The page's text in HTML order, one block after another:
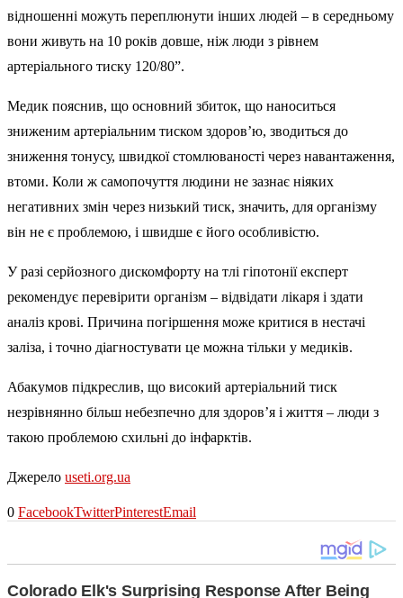
відношенні можуть переплюнути інших людей – в середньому
вони живуть на 10 років довше, ніж люди з рівнем
артеріального тиску 120/80”.
Медик пояснив, що основний збиток, що наноситься
зниженим артеріальним тиском здоров’ю, зводиться до
зниження тонусу, швидкої стомлюваності через навантаження,
втоми. Коли ж самопочуття людини не зазнає ніяких
негативних змін через низький тиск, значить, для організму
він не є проблемою, і швидше є його особливістю.
У разі серйозного дискомфорту на тлі гіпотонії експерт
рекомендує перевірити організм – відвідати лікаря і здати
аналіз крові. Причина погіршення може критися в нестачі
заліза, і точно діагностувати це можна тільки у медиків.
Абакумов підкреслив, що високий артеріальний тиск
незрівнянно більш небезпечно для здоров’я і життя – люди з
такою проблемою схильні до інфарктів.
Джерело useti.org.ua
0 FacebookTwitterPinterestEmail